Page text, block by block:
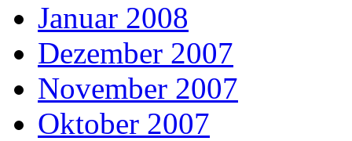
Januar 2008
Dezember 2007
November 2007
Oktober 2007